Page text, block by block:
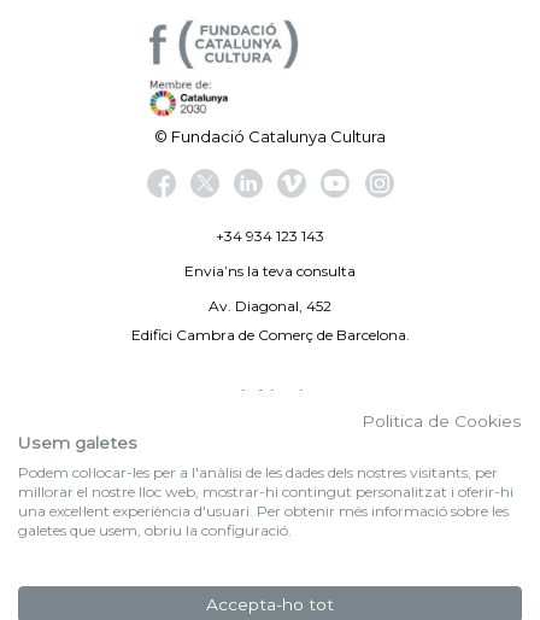
© Fundació Catalunya Cultura
+34 934 123 143
Envia’ns la teva consulta
Av. Diagonal, 452
Edifici Cambra de Comerç de Barcelona.
Avís legal
By 100X100NET
f (NEWSLETTER)
Politica de Cookies
Usem galetes
Podem col·locar-les per a l'anàlisi de les dades dels nostres visitants, per
millorar el nostre lloc web, mostrar-hi contingut personalitzat i oferir-hi
una excel·lent experiència d'usuari. Per obtenir més informació sobre les
galetes que usem, obriu la configuració.
Accepta-ho tot